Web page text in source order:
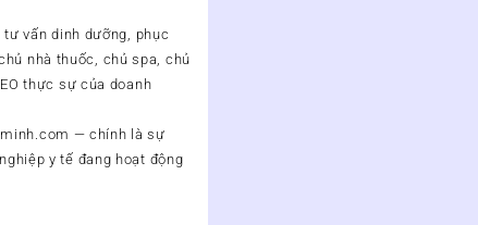
vấn dinh dưỡng, phục
nhà thuốc, chủ spa, chủ
thực sự của doanh
— chính là sự
y tế đang hoạt động